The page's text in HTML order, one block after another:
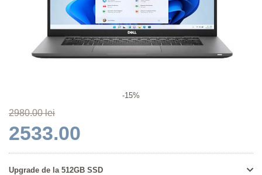
-15%
2980.00 lei
2533.00
Upgrade de la 512GB SSD